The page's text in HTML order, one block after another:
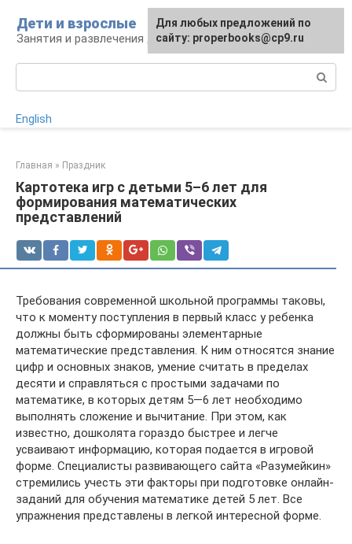
контенту
Дети и взрослые
Занятия и развлечения для дошкольников
English
Главная » Праздник
Картотека игр с детьми 5–6 лет для
формирования математических
представлений
Требования современной школьной программы таковы,
что к моменту поступления в первый класс у ребенка
должны быть сформированы элементарные
математические представления. К ним относятся знание
цифр и основных знаков, умение считать в пределах
десяти и справляться с простыми задачами по
математике, в которых детям 5—6 лет необходимо
выполнять сложение и вычитание. При этом, как
известно, дошколята гораздо быстрее и легче
усваивают информацию, которая подается в игровой
форме. Специалисты развивающего сайта «Разумейкин»
стремились учесть эти факторы при подготовке онлайн-
заданий для обучения математике детей 5 лет. Все
упражнения представлены в легкой интересной форме.
Для любых предложений по
сайту: properbooks@cp9.ru